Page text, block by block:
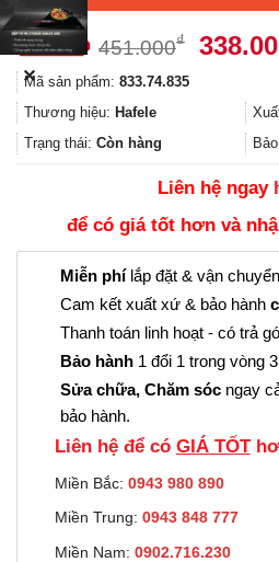
451.000₫
Giá
Mã sản phẩm: 833.74.835
Thương hiệu: Hafele
Trạng thái: Còn hàng
Liên hệ ngay
để có giá tốt hơn và
Miễn phílắp đặt & vận
Cam kết xuất xứ & bảo hành
Thanh toán linh hoạt - có trả
Bảo hành 1 đổi 1 trong vòng
Sửa chữa, Chăm sóc ngay
bảo hành.
Liên hệ để có GIÁ TỐT
Miền Bắc: 0943 980 890
Miền Trung: 0943 848 777
Miền Nam: 0902.716.230
✕